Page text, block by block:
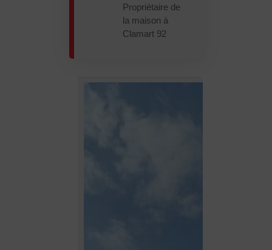
Propriétaire de
la maison à
Clamart 92